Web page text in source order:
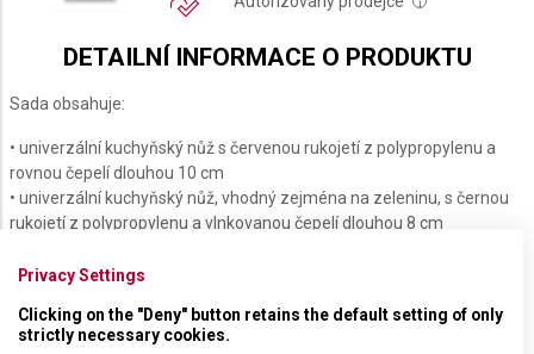
DETAILNÍ INFORMACE O PRODUKTU
Sada obsahuje:
• univerzální kuchyňský nůž s červenou rukojetí z polypropylenu a
rovnou čepelí dlouhou 10 cm
• univerzální kuchyňský nůž, vhodný zejména na zeleninu, s černou
rukojetí z polypropylenu a vlnkovanou čepelí dlouhou 8 cm
polypropylenu a vlnkovanou čepelí o délce 11 cm se zaoblenou
Privacy Settings
Clicking on the "Deny" button retains the default setting of only
strictly necessary cookies.